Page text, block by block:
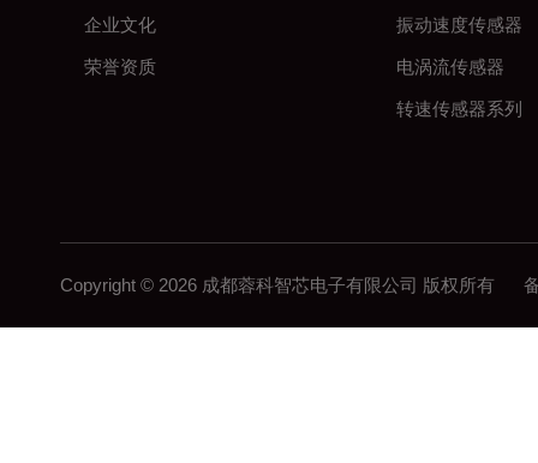
企业文化
荣誉资质
振动速度传感器
电涡流传感器
转速传感器系列
Copyright © 2026 成都蓉科智芯电子有限公司 版权所有